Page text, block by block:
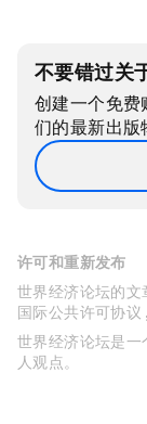
不要错过关
创建一个免费
们的最新出版
许可和重新发布
世界经济论坛的
国际公共许可协议
世界经济论坛是一
人观点。